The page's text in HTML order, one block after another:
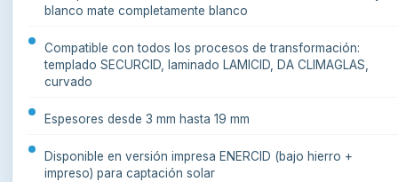
blanco mate completamente blanco
Compatible con todos los procesos de transformación:
templado SECURCID, laminado LAMICID, DA CLIMAGLAS,
curvado
Espesores desde 3 mm hasta 19 mm
Disponible en versión impresa ENERCID (bajo hierro +
impreso) para captación solar